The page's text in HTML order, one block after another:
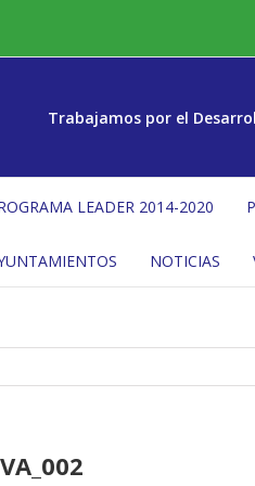
Trabajamos por el
LEADER 2014-2020
NOTICIAS